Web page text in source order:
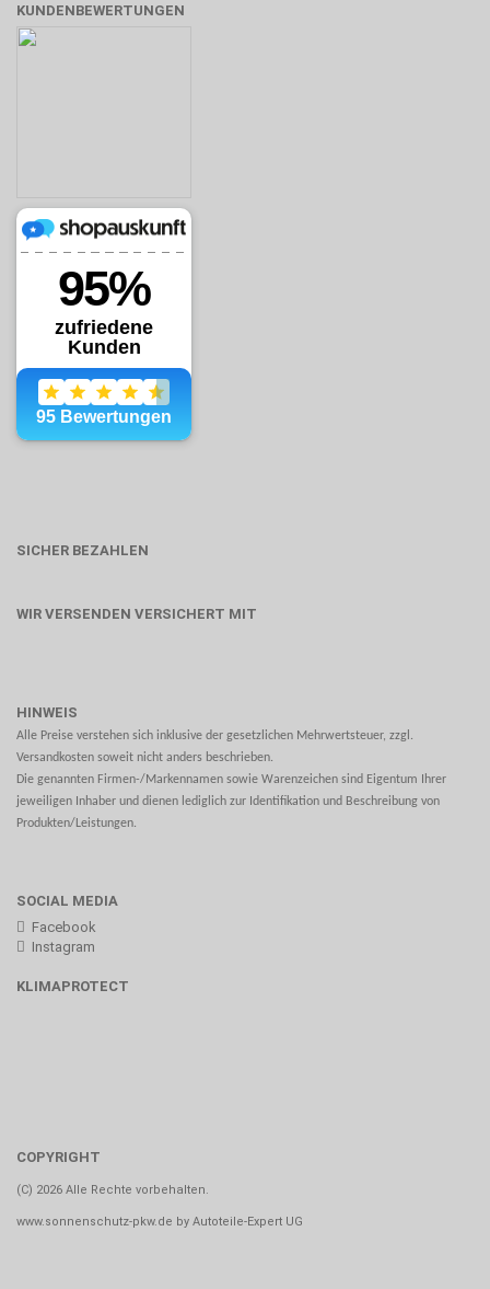
KUNDENBEWERTUNGEN
SICHER BEZAHLEN
WIR VERSENDEN VERSICHERT MIT
HINWEIS
Alle Preise verstehen sich inklusive der gesetzlichen Mehrwertsteuer, zzgl.
Versandkosten soweit nicht anders beschrieben.
Die genannten Firmen-/Markennamen sowie Warenzeichen sind Eigentum Ihrer
jeweiligen Inhaber und dienen lediglich zur Identifikation und Beschreibung von
Produkten/Leistungen.
SOCIAL MEDIA
Facebook
Instagram
KLIMAPROTECT
COPYRIGHT
(C) 2026 Alle Rechte vorbehalten.
www.sonnenschutz-pkw.de by Autoteile-Expert UG